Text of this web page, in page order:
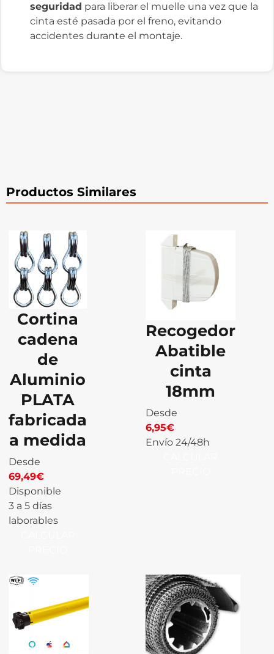
seguridad para liberar el muelle una vez que la
cinta esté pasada por el freno, evitando
accidentes durante el montaje.
Productos Similares
Cortina
cadena
de
Aluminio
PLATA
fabricada
a medida
Desde
69,49€
Disponible
3 a 5 días
laborables
Recogedor
Abatible
cinta
18mm
Desde
6,95€
Envío 24/48h